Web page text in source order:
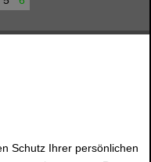
Schutz Ihrer persönlichen